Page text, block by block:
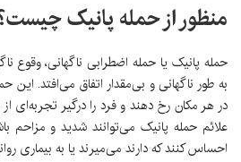
منظور از حمله پانیک
حمله پانیک یا حمله اضطرابی ناگهانی، وقوع
به طور ناگهانی و بی‌مقدار اتفاق می‌افتد.
در هر مکان رخ دهند و فرد را درگیر تجربه‌ای
علائم حمله پانیک می‌توانند شدید و مزاحم
احساس کنند که دارند می‌میرند یا به بیماری